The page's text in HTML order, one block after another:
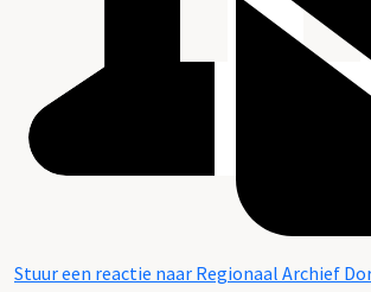
Stuur een reactie naar Regionaal Archief